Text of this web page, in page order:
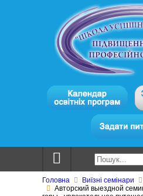
Головна Виїзні семінари
Авторский выездной